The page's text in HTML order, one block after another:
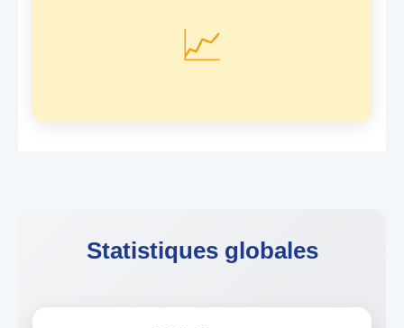
📈
Statistiques globales